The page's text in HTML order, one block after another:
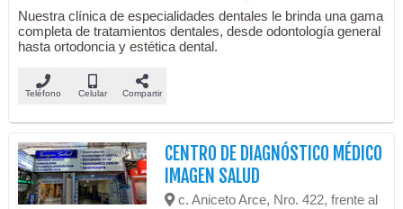
Nuestra clínica de especialidades dentales le brinda una gama
completa de tratamientos dentales, desde odontología general
hasta ortodoncia y estética dental.
Teléfono Celular Compartir
CENTRO DE DIAGNÓSTICO MÉDICO
IMAGEN SALUD
c. Aniceto Arce, Nro. 422, frente al